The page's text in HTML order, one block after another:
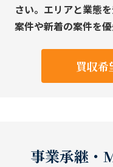
さい。エリアと業態
案件や新着の案件を
買収希
事業承継・